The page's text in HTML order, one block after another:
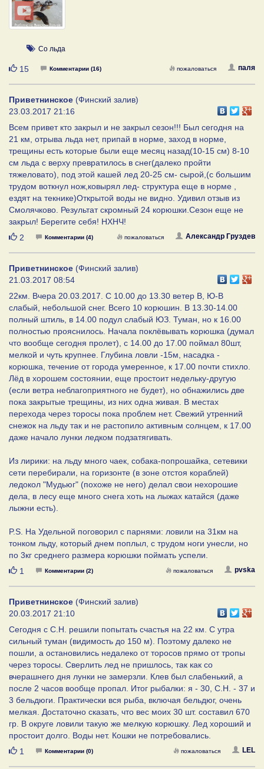
Со льда
Нравится
15 Комментарии (16) паля
пожаловаться
Приветнинское (Финский залив)
23.03.2017 21:16
Всем привет кто закрыл и не закрыл сезон!!! Был сегодня на
21 км, отрыва льда нет, припай в норме, заход в норме,
трещины есть которые были еще месяц назад(10-15 см) 8-10
см льда с верху превратилось в снег(далеко пройти
тяжеловато), под этой кашей лед 20-25 см- сырой,(с большим
трудом воткнул нож,ковырял лед- структура еще в норме ,
ездят на текнике)Открытой воды не видно. Удивил отзыв из
Смолячково. Результат скромный 24 корюшки.Сезон еще не
закрыл! Берегите себя! НХНЧ!
Нравится
2 Комментарии (4) Александр Груздев
пожаловаться
Приветнинское (Финский залив)
21.03.2017 08:54
22км. Вчера 20.03.2017. С 10.00 до 13.30 ветер В, Ю-В
слабый, небольшой снег. Всего 10 корюшин. В 13.30-14.00
полный штиль, в 14.00 подул слабый ЮЗ. Туман, но к 16.00
полностью прояснилось. Начала поклёвывать корюшка (думал
что вообще сегодня пролет), с 14.00 до 17.00 поймал 80шт,
мелкой и чуть крупнее. Глубина ловли -15м, насадка -
корюшка, течение от города умеренное, к 17.00 почти стихло.
Лёд в хорошем состоянии, еще простоит недельку-другую
(если ветра неблагоприятного не будет), но обнажились две
пока закрытые трещины, из них одна живая. В местах
перехода через торосы пока проблем нет. Свежий утренний
снежок на льду так и не растопило активным солнцем, к 17.00
даже начало лунки ледком подзатягивать.
Из лирики: на льду много чаек, собака-попрошайка, сетевики
сети перебирали, на горизонте (в зоне отстоя кораблей)
ледокол "Мудьюг" (похоже не него) делал свои нехорошие
дела, в лесу еще много снега хоть на лыжах катайся (даже
лыжни есть).
P.S. На Удельной поговорил с парнями: ловили на 31км на
тонком льду, который днем поплыл, с трудом ноги унесли, но
по 3кг среднего размера корюшки поймать успели.
Нравится
1 Комментарии (2) pvska
пожаловаться
Приветнинское (Финский залив)
20.03.2017 21:10
Сегодня с С.Н. решили попытать счастья на 22 км. С утра
сильный туман (видимость до 150 м). Поэтому далеко не
пошли, а остановились недалеко от торосов прямо от тропы
через торосы. Сверлить лед не пришлось, так как со
вчерашнего дня лунки не замерзли. Клев был слабенький, а
после 2 часов вообще пропал. Итог рыбалки: я - 30, С.Н. - 37 и
3 бельдюги. Практически вся рыба, включая бельдюг, очень
мелкая. Достаточно сказать, что вес моих 30 шт. составил 670
гр. В округе ловили такую же мелкую корюшку. Лед хороший и
простоит долго. Воды нет. Кошки не потребовались.
Нравится
1 Комментарии (0) LEL
пожаловаться